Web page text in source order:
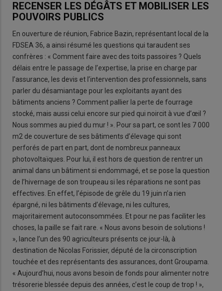
RECENSER LES DÉGÂTS ET MOBILISER LES
POUVOIRS PUBLICS
En ouverture de réunion, Fabrice Bazin, représentant local de la
FDSEA 36, a ainsi résumé les questions qui taraudent ses
confrères : « Comment faire avec des toits passoires ? Quels
délais entre le passage de l’expertise, la prise en charge par
l’assurance, les devis et l’intervention des professionnels, sans
parler du désamiantage pour les exploitants ayant des
bâtiments anciens ? Comment pallier la perte de fourrage
stocké, mais aussi celui encore sur pied qui noircit à vue d’œil ?
Nous sommes au pied du mur ! ». Pour sa part, ce sont les 7 000
m2 de couverture de ses bâtiments d’élevage qui sont
perforés de part en part, dont de nombreux panneaux
photovoltaïques. Pour lui, il est hors de question de rentrer un
animal dans un bâtiment si endommagé, et se pose la question
de l’hivernage de son troupeau si les réparations ne sont pas
effectives. En effet, l’épisode de grêle du 19 juin n’a rien
épargné, ni les bâtiments d’élevage, ni les cultures,
majoritairement autoconsommées. Et pour ne pas faciliter les
choses, la paille se fait rare. « Nous avons besoin de solutions !
», lance l’un des 90 agriculteurs présents ce jour-là, à
destination de Nicolas Forissier, député de la circonscription
touchée et des représentants des assurances, dont Groupama.
« Aujourd’hui, nous avons besoin de fonds pour alimenter notre
trésorerie blessée depuis des années, c’est le coup de trop ! »,